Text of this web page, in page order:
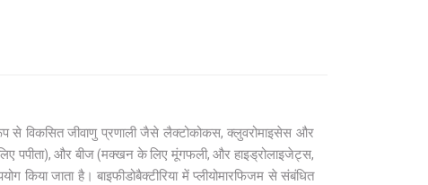
से विकसित जीवाणु प्रणाली जैसे लैक्टोकोकस, क्लुवरोमाइसेस और
पपीता), और बीज (मक्खन के लिए मूंगफली, और हाइड्रोलाइजेट्स,
जाता है। बाइफीडोबैक्टीरिया में प्लीयोमारफिजम से संबंधित